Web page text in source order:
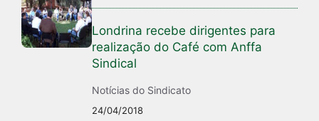
Londrina recebe dirigentes para
realização do Café com Anffa
Sindical
Notícias do Sindicato
24/04/2018